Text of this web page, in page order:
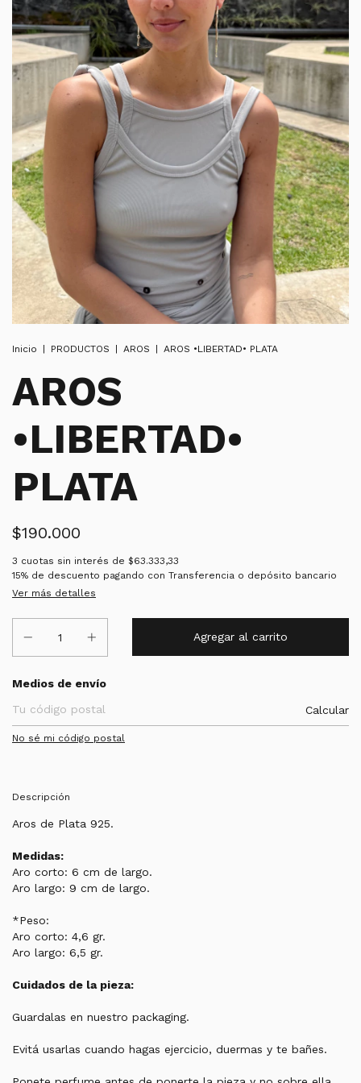
Inicio PRODUCTOS AROS AROS •LIBERTAD• PLATA
AROS
•LIBERTAD•
PLATA
$190.000
3 cuotas sin interés de $63.333,33
15% de descuento pagando con Transferencia o depósito bancario
Ver más detalles
Entregas para el CP:
Medios de envío
Calcular
No sé mi código postal
Descripción
Aros de Plata 925.
Medidas:
Aro corto: 6 cm de largo.
Aro largo: 9 cm de largo.
*Peso:
Aro corto: 4,6 gr.
Aro largo: 6,5 gr.
Cuidados de la pieza:
Guardalas en nuestro packaging.
Evitá usarlas cuando hagas ejercicio, duermas y te bañes.